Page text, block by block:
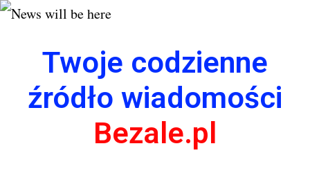
Twoje codzienne
źródło wiadomości
Bezale.pl